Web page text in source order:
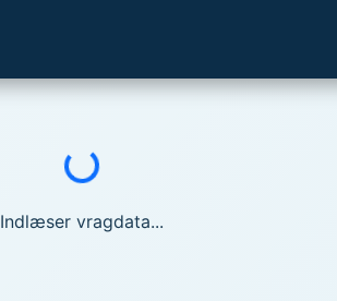
Indlæser...
Indlæser vragdata...